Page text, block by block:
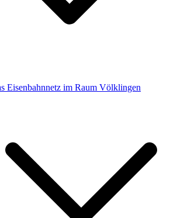
Eisenbahnnetz im Raum Völklingen